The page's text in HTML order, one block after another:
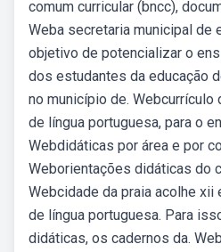
comum curricular (bncc),
Weba secretaria municipal de
objetivo de potencializar o
dos estudantes da educação
no município de. Webcurrículo
de língua portuguesa, para o
Webdidáticas por área e por
Weborientações didáticas do
Webcidade da praia acolhe
de língua portuguesa. Para
didáticas, os cadernos da.